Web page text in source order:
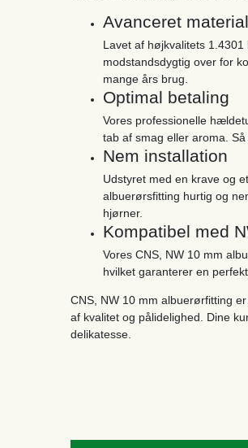
Avanceret
Lavet af højkvalitets
modstandsdygtig over for
mange års brug.
Optimal betaling
Vores professionelle
tab af smag eller aroma.
Nem installation
Udstyret med en krave og
albuerørsfitting hurtig og
hjørner.
Kompatibel med
Vores CNS, NW 10 mm
hvilket garanterer en
CNS, NW 10 mm albuerørfitting
af kvalitet og pålidelighed. Dine
delikatesse.